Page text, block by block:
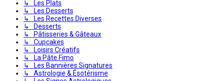
↳ Les Plats
↳ Les Desserts
↳ Les Recettes Diverses
↳ Desserts
↳ Pâtisseries & Gâteaux
↳ Cupcakes
↳ Loisirs Créatifs
↳ La Pâte Fimo
↳ Les Bannières Signatures
↳ Astrologie & Ésotérisme